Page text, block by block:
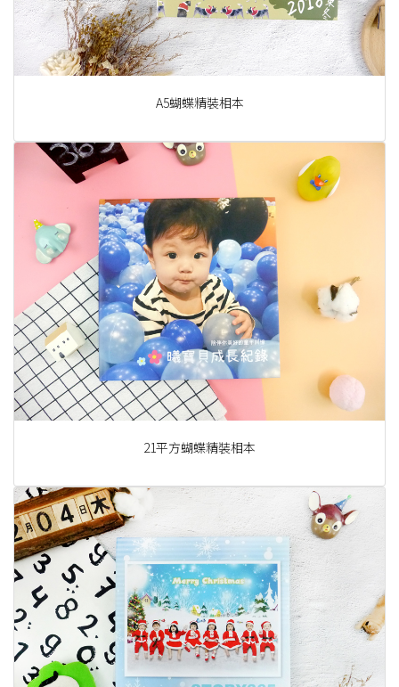
A5蝴蝶精裝相本
21平方蝴蝶精裝相本